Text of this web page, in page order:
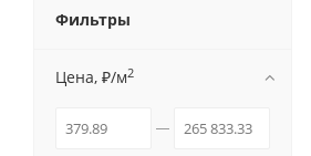
Душевые системы и ограждения
Унитазы и аксессуары
Подвесные зеркала для ванной
Фильтры
Цена, ₽/м2